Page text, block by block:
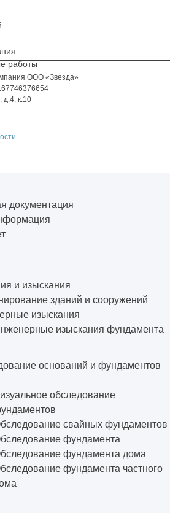
работы
ООО «Звезда»
д.4, к.10
документация
и изыскания
зданий и сооружений
изыскания
изыскания фундамента
оснований и фундаментов
обследование
свайных фундаментов
фундамента
фундамента дома
фундамента частного